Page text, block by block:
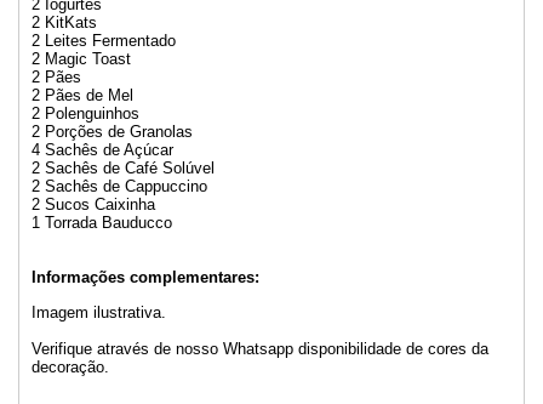
2 Iogurtes
2 KitKats
2 Leites Fermentado
2 Magic Toast
2 Pães
2 Pães de Mel
2 Polenguinhos
2 Porções de Granolas
4 Sachês de Açúcar
2 Sachês de Café Solúvel
2 Sachês de Cappuccino
2 Sucos Caixinha
1 Torrada Bauducco
Informações complementares:
Imagem ilustrativa.
Verifique através de nosso Whatsapp disponibilidade de cores da
decoração.